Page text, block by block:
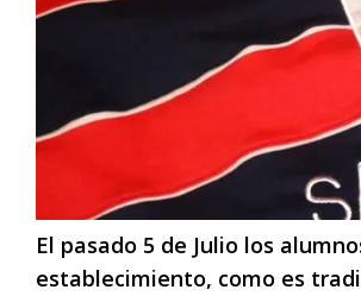
El pasado 5 de Julio los
establecimiento, como es